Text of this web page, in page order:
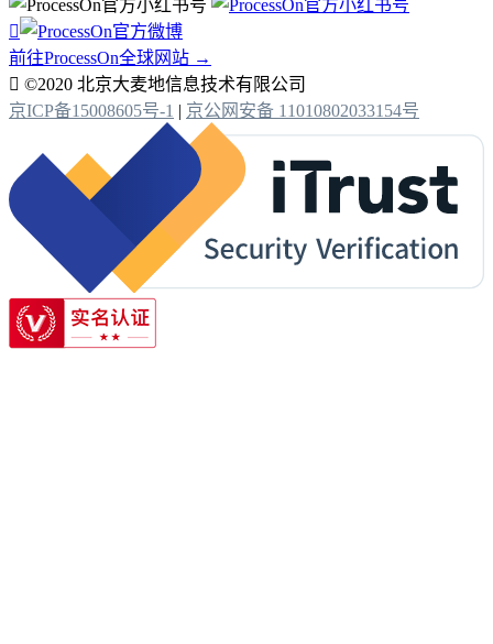

前往ProcessOn全球网站 →
 ©2020 北京大麦地信息技术有限公司
京ICP备15008605号-1 | 京公网安备 11010802033154号